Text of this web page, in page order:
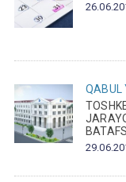
QABUL